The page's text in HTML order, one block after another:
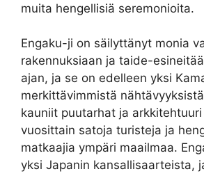
muita hengellisiä seremonioita.
Engaku-ji on säilyttänyt monia
rakennuksiaan ja taide-
ajan, ja se on edelleen yksi
merkittävimmistä
kauniit puutarhat ja
vuosittain satoja turisteja ja
matkaajia ympäri maailmaa.
yksi Japanin kansallisaarteista,